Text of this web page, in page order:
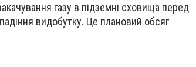
газу в підземні сховища перед
видобутку. Це плановий обсяг